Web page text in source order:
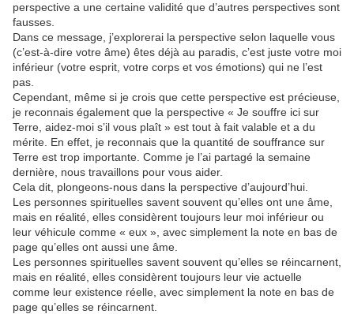
perspective a une certaine validité que d’autres perspectives sont
fausses.
Dans ce message, j’explorerai la perspective selon laquelle vous
(c’est-à-dire votre âme) êtes déjà au paradis, c’est juste votre moi
inférieur (votre esprit, votre corps et vos émotions) qui ne l’est
pas.
Cependant, même si je crois que cette perspective est précieuse,
je reconnais également que la perspective « Je souffre ici sur
Terre, aidez-moi s’il vous plaît » est tout à fait valable et a du
mérite. En effet, je reconnais que la quantité de souffrance sur
Terre est trop importante. Comme je l’ai partagé la semaine
dernière, nous travaillons pour vous aider.
Cela dit, plongeons-nous dans la perspective d’aujourd’hui.
Les personnes spirituelles savent souvent qu’elles ont une âme,
mais en réalité, elles considèrent toujours leur moi inférieur ou
leur véhicule comme « eux », avec simplement la note en bas de
page qu’elles ont aussi une âme.
Les personnes spirituelles savent souvent qu’elles se réincarnent,
mais en réalité, elles considèrent toujours leur vie actuelle
comme leur existence réelle, avec simplement la note en bas de
page qu’elles se réincarnent.